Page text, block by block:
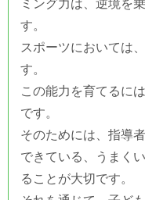
ミング力は、逆境を
す。
スポーツにおいては
す。
この能力を育てるに
です。
そのためには、指導
できている、うまく
ることが大切です。